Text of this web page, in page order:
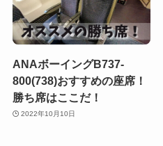
ANAボーイングB737-
800(738)おすすめの座席！
勝ち席はここだ！
2022年10月10日